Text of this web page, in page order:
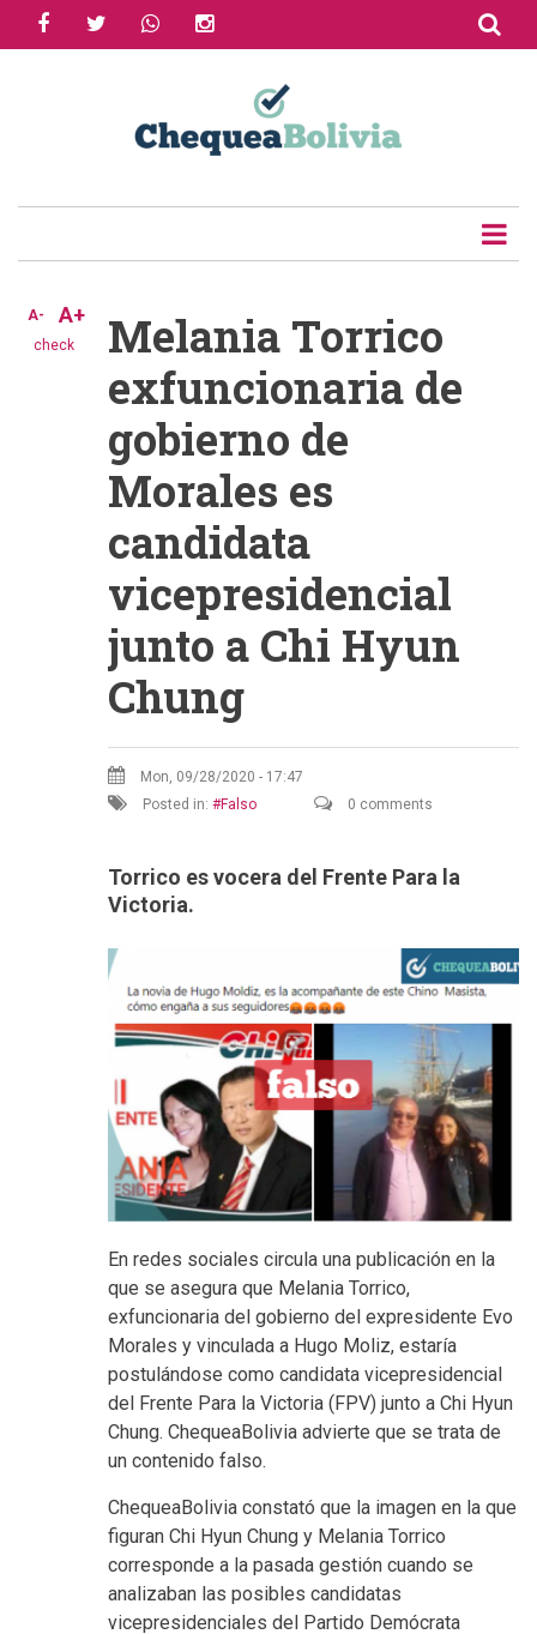
facebooktwitter whatsapp
check
A- A+
Melania Torrico
exfuncionaria de
gobierno de
Morales es
candidata
vicepresidencial
junto a Chi Hyun
Chung
Mon, 09/28/2020 - 17:47
Posted in:
Falso 0 comments
Torrico es vocera del Frente Para la
Victoria.
En redes sociales circula una publicación en la
que se asegura que Melania Torrico,
exfuncionaria del gobierno del expresidente Evo
Morales y vinculada a Hugo Moliz, estaría
postulándose como candidata vicepresidencial
del Frente Para la Victoria (FPV) junto a Chi Hyun
Chung. ChequeaBolivia advierte que se trata de
un contenido falso.
ChequeaBolivia constató que la imagen en la que
figuran Chi Hyun Chung y Melania Torrico
corresponde a la pasada gestión cuando se
analizaban las posibles candidatas
vicepresidenciales del Partido Demócrata